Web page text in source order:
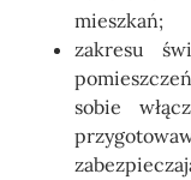
mieszkań;
zakresu
sobie